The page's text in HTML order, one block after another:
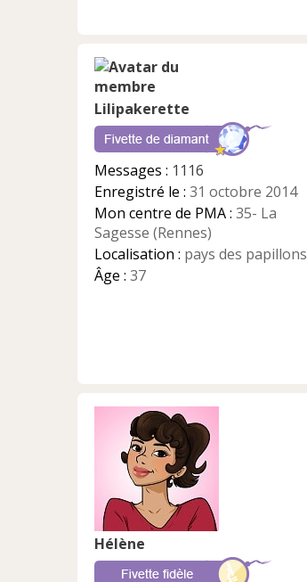
Lilipakerette
Messages : 1116
Enregistré le : 31 octobre 2014
Mon centre de PMA : 35- La
Sagesse (Rennes)
Localisation : pays des papillons
Âge : 37
Hélène